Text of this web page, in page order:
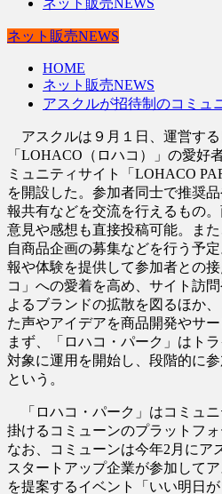
ネット販売NEWS
HOME
ネット販売NEWS
アスクルが招待制のコミュ
アスクルは９月１日、運営する
「LOHACO（ロハコ）」の愛好
ミュニティサイト「LOHACO
を開設した。参加者同士で推奨
報共有などを交流を行えるもの
意見や感想も直接投稿可能。ま
自商品企画の募集などを行う予
報や体験を提供して参加者との
コ」への愛着を高め、サイト訪
よるブランドの拡散を図るほか
た声やアイデアを商品開発やサ
まず、「ロハコ・パーク」はト
対象に運用を開始し、段階的に
という。
「ロハコ・パーク」はコミュ
掛けるコミューンのプラットフ
なお、コミューンは今年2月にア
スタートアップ企業が参加して
を提案するイベント「いい明日